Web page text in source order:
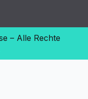
– Alle Rechte